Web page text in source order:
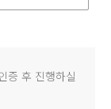
증 후 진행하실